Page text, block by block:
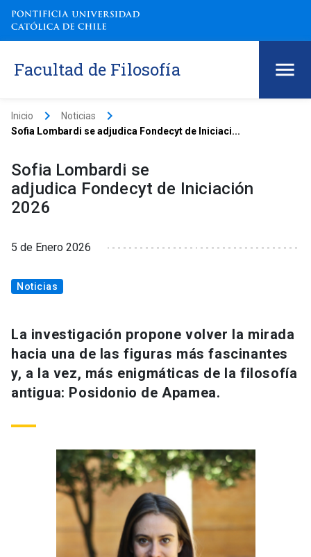
Facultad de Filosofía
Inicio keyboard_arrow_right Noticias keyboard_arrow_right
Sofia Lombardi se adjudica Fondecyt de Iniciaci...
Sofia Lombardi se
adjudica Fondecyt de Iniciación
2026
5 de Enero 2026
Noticias
La investigación propone volver la mirada
hacia una de las figuras más fascinantes
y, a la vez, más enigmáticas de la filosofía
antigua: Posidonio de Apamea.